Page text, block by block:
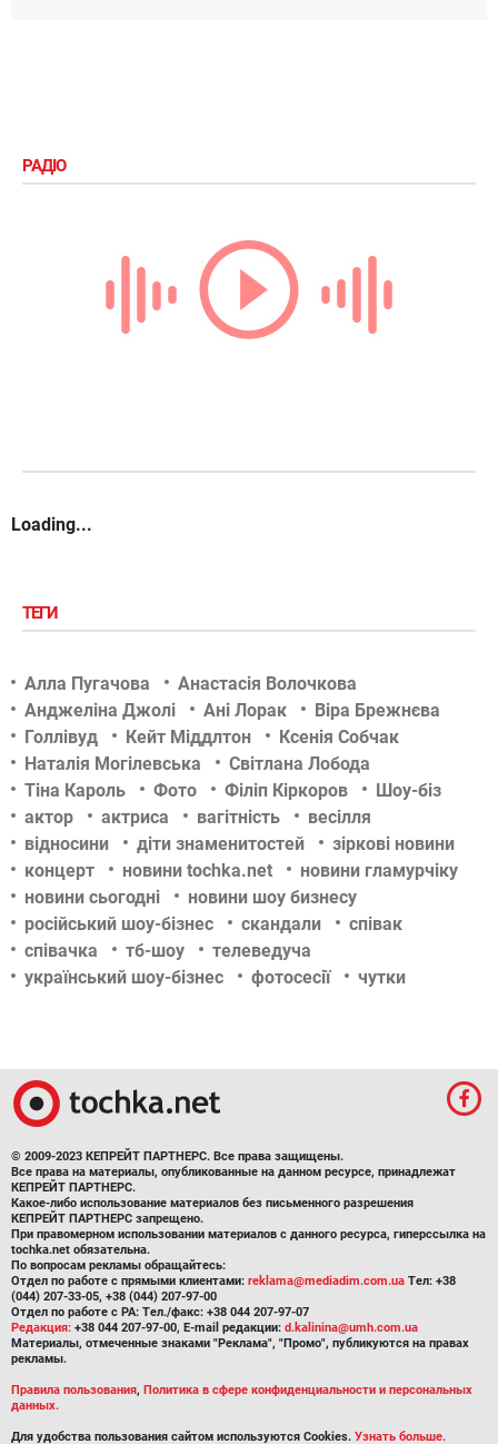
РАДІО
Loading...
ТЕГИ
Алла Пугачова
Анастасія Волочкова
Анджеліна Джолі
Ані Лорак
Віра Брежнєва
Голлівуд
Кейт Міддлтон
Ксенія Собчак
Наталія Могілевська
Світлана Лобода
Тіна Кароль
Фото Філіп Кіркоров
Шоу-біз
актор
актриса вагітність
весілля
відносини
діти знаменитостей
зіркові новини
концерт
новини tochka.net
новини гламурчіку
новини сьогодні
новини шоу бизнесу
російський шоу-бізнес
скандали
співак
співачка
тб-шоу
телеведуча
український шоу-бізнес
фотосесії чутки
© 2009-2023 КЕПРЕЙТ ПАРТНЕРС. Все права защищены.
Все права на материалы, опубликованные на данном ресурсе, принадлежат
КЕПРЕЙТ ПАРТНЕРС.
Какое-либо использование материалов без письменного разрешения
КЕПРЕЙТ ПАРТНЕРС запрещено.
При правомерном использовании материалов с данного ресурса, гиперссылка на
tochka.net обязательна.
По вопросам рекламы обращайтесь:
Отдел по работе с прямыми клиентами: reklama@mediadim.com.ua Тел: +38
(044) 207-33-05, +38 (044) 207-97-00
Отдел по работе с РА: Тел./факс: +38 044 207-97-07
Редакция: +38 044 207-97-00, E-mail редакции: d.kalinina@umh.com.ua
Материалы, отмеченные знаками "Реклама", "Промо", публикуются на правах
рекламы.
Правила пользования, Политика в сфере конфиденциальности и персональных
данных.
Для удобства пользования сайтом используются Cookies. Узнать больше.